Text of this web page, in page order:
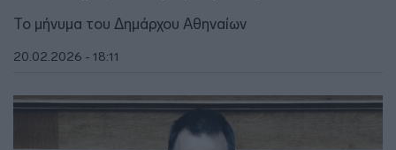
Το μήνυμα του Δημάρχου Αθηναίων
20.02.2026 - 18:11